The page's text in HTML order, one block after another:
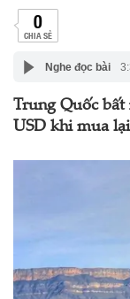
0
CHIA SẺ
Nghe đọc bài
Trung Quốc bất
USD khi mua